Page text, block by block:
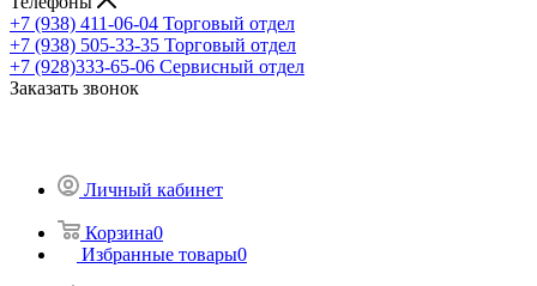
+7 (938) 411-06-04 Торговый отдел
+7 (938) 505-33-35 Торговый отдел
+7 (928)333-65-06 Сервисный отдел
Заказать звонок
Личный кабинет
Корзина0
Избранные товары0